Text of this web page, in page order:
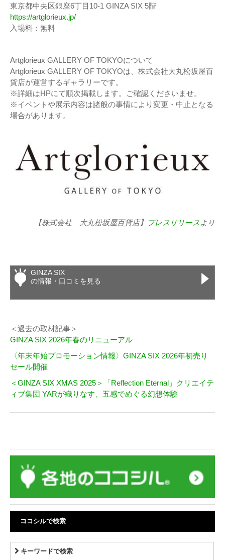
東京都中央区銀座6丁目10-1 GINZA SIX 5階
https://artglorieux.jp/
入場料：無料
Artglorieux GALLERY OF TOKYOについて
Artglorieux GALLERY OF TOKYOは、株式会社大丸松坂屋百
貨店が運営するギャラリーです。
※詳細はHPにて順次掲載します。ご確認くださいませ。
※イベントや展示内容は諸般の事情により変更・中止となる
場合があります。
【株式会社 大丸松坂屋百貨店】 プレスリリースより
GINZA SIX
の情報・口コミを見る
＜過去の取材記事＞
GINZA SIX 2026年春のリニューアル
〈年末年始プロモーション情報〉GINZA SIX 2026年初売り
セール開催
＜GINZA SIX XMAS 2025＞「Reflection Eternal」クリエイテ
ィブ集団 YARが織りなす、五感でめぐる幻想体験
ココシルで検索
キーワードで検索